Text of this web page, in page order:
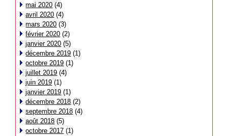
mai 2020 (4)
avril 2020 (4)
mars 2020 (3)
février 2020 (2)
janvier 2020 (5)
décembre 2019 (1)
octobre 2019 (1)
juillet 2019 (4)
juin 2019 (1)
janvier 2019 (1)
décembre 2018 (2)
septembre 2018 (4)
août 2018 (5)
octobre 2017 (1)